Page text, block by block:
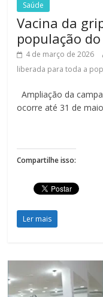
Saúde
Vacina da
população
4 de março de 2026
liberada para toda a
Ampliação da
ocorre até 31 de
Compartilhe isso:
Ler mais